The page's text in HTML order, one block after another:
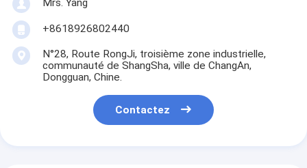
Mrs. Yang
+8618926802440
N°28, Route RongJi, troisième zone industrielle,
communauté de ShangSha, ville de ChangAn,
Dongguan, Chine.
Contactez